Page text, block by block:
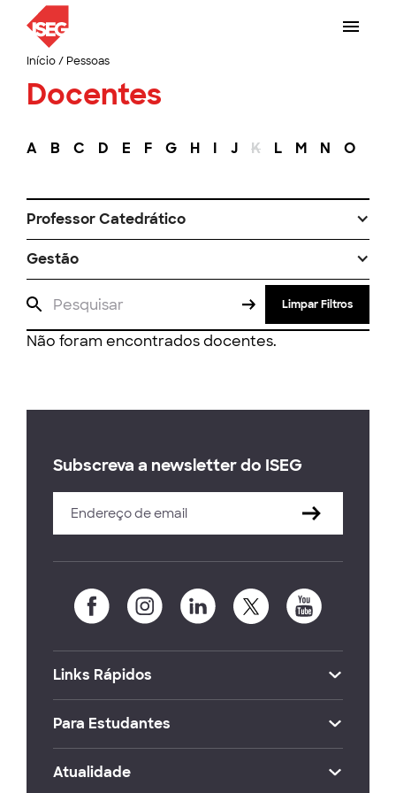
Início/ Pessoas
Docentes
A B C D E F G H I J K L M N O
Professor Catedrático
Gestão
Limpar Filtros
Não foram encontrados docentes.
Subscreva a newsletter do ISEG
Links Rápidos
Para Estudantes
Atualidade